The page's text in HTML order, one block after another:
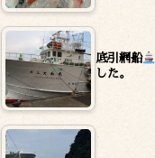
底引網船
した。